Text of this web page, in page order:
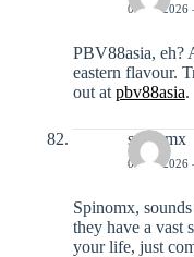
07-02-2026
PBV88asia, eh?
eastern flavour.
out at pbv88asia.
spinomx
07-02-2026
Spinomx,
they have a vast
your life, just